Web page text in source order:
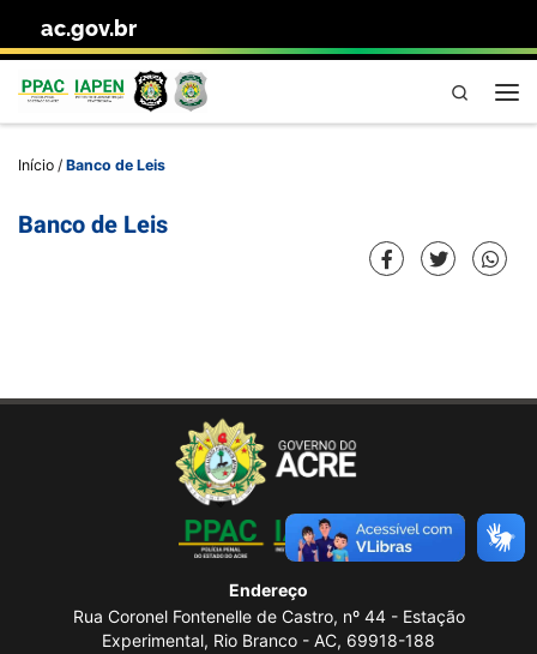
Skip to content
ac.gov.br
Pesquisa
Início / Banco de Leis
Banco de Leis
Endereço
Rua Coronel Fontenelle de Castro, nº 44 - Estação
Experimental, Rio Branco - AC, 69918-188